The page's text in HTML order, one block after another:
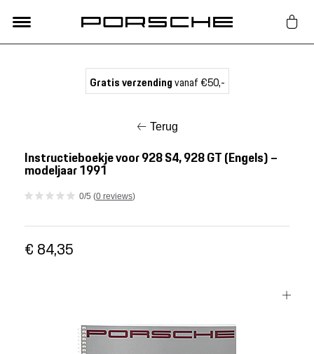
Nieuw
Gratis verzendingvanaf €50,-
Terug
Instructieboekje voor 928 S4, 928 GT (Engels) –
modeljaar 1991
0/5 (0 reviews)
€ 84,35